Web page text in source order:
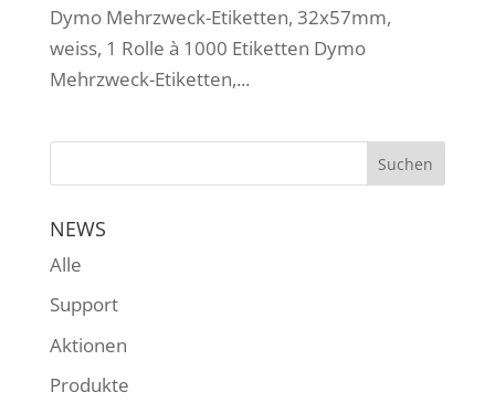
Dymo Mehrzweck-Etiketten, 32x57mm,
weiss, 1 Rolle à 1000 Etiketten Dymo
Mehrzweck-Etiketten,...
NEWS
Alle
Support
Aktionen
Produkte